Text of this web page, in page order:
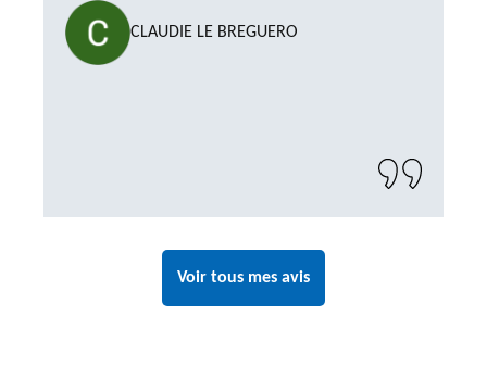
CLAUDIE LE BREGUERO
Voir tous mes avis